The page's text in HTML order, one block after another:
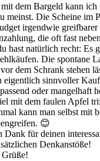
dem Bargeld kann ich
meinst. Die Scheine im
irgendwie greifbarer
die oft fast
hast natürlich recht: Es
Die spontane
dem Schrank stehen
eigentlich sinnvoller
oder mangelhaft
mit dem faulen Apfel
kann man selbst mit
😊
Dank für deinen
Denkanstöße!